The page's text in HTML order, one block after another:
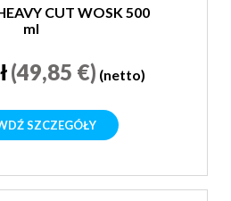
CUT WOSK 500
ml
(49,85 €) (netto)
SZCZEGÓŁY